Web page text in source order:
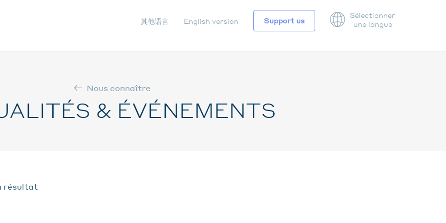
其他语言 English version Support us
Sélectionner
une langue
SECONDAIRE
Nous connaître
& ÉVÉNEMENTS
résultat